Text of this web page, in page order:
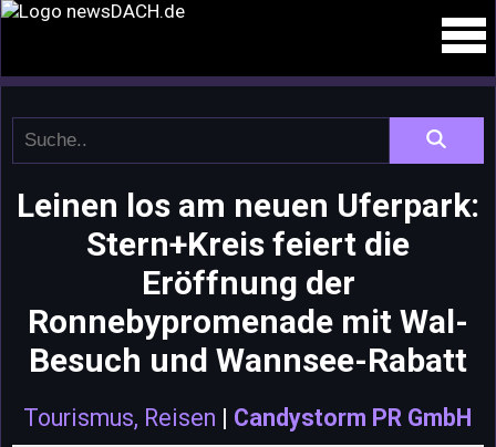
Leinen los am neuen Uferpark:
Stern+Kreis feiert die
Eröffnung der
Ronnebypromenade mit Wal-
Besuch und Wannsee-Rabatt
Tourismus, Reisen | Candystorm PR GmbH